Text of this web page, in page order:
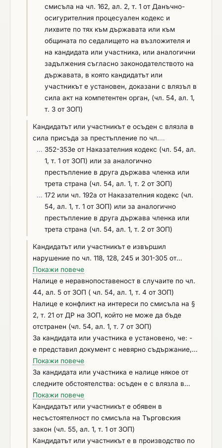
смисъла на чл. 162, ал. 2, т. 1 от Данъчно-
осигурителния процесуален кодекс и
лихвите по тях към държавата или към
общината по седалището на възложителя и
на кандидата или участника, или аналогични
задължения съгласно законодателството на
държавата, в която кандидатът или
участникът е установен, доказани с влязъл в
сила акт на компетентен орган, (чл. 54, ал. 1,
т. 3 от ЗОП)
Кандидатът или участникът е осъден с влязла в
сила присъда за престъпление по чл.…
… 352-353е от Наказателния кодекс (чл. 54, ал.
1, т. 1 от ЗОП) или за аналогично
престъпление в друга държава членка или
трета страна (чл. 54, ал. 1, т. 2 от ЗОП)
… 172 или чл. 192а от Наказателния кодекс (чл.
54, ал. 1, т. 1 от ЗОП) или за аналогично
престъпление в друга държава членка или
трета страна (чл. 54, ал. 1, т. 2 от ЗОП)
Кандидатът или участникът е извършил
нарушение по чл. 118, 128, 245 и 301-305 от
Кодекса на труда, установено с влязло в сила
наказателно постановление или съдебно
решение, или аналогични нарушения,
установени с акт на компетентен орган,
съгласно законодателството на държавата, в
която кандидатът или участникът е установен
(чл. 54, ал. 1, т. 6 от ЗОП)
Покажи повече
Налице e неравнопоставеност в случаите по чл.
44, ал. 5 от ЗОП ( чл. 54, ал. 1, т. 4 от ЗОП)
Налице е конфликт на интереси по смисъла на §
2, т. 21 от ДР на ЗОП, който не може да бъде
отстранен (чл. 54, ал. 1, т. 7 от ЗОП)
За кандидата или участника е установено, че: -
е представил документ с невярно съдържание, с
който се доказва декларираната липса на
основания за отстраняване или декларираното
изпълнение на критериите за подбор (чл. 54, ал.
1, т. 5 от ЗОП); - не е предоставил изискваща се
информация, свързана с удостоверяване
липсата на основания за отстраняване или
изпълнението на критериите за подбор (чл. 54,
ал. 1, т. 5 от ЗОП)
Покажи повече
За кандидата или участника е налице някое от
следните обстоятелства: осъден е с влязла в
сила присъда за престъпления по чл. 194 – 208,
чл. 213а – 217, чл. 219 – 252 и чл. 254а – 255а и
чл. 256 - 260 НК (чл. 54, ал. 1, т. 1 от ЗОП);
извършил е нарушения по чл.61, ал.1, чл.62, ал.1
или 3, чл.63, ал.1 или 2, чл.228, ал.3 от Кодекса
Покажи повече
Кандидатът или участникът е обявен в
несъстоятелност по смисъла на Търговския
закон (чл. 55, ал. 1, т. 1 от ЗОП)
Кандидатът или участникът е в производство по